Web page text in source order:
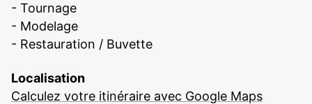
- Tournage
- Modelage
- Restauration / Buvette
Localisation
Calculez votre itinéraire avec Google Maps